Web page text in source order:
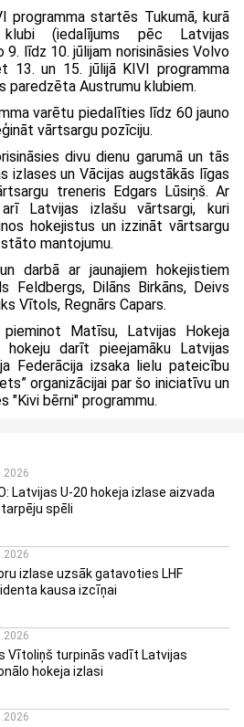
programma startēs Tukumā, kurā
(iedalījums pēc Latvijas
9. līdz 10. jūlijam norisināsies Volvo
13. un 15. jūlijā KIVI programma
paredzēta Austrumu klubiem.
varētu piedalīties līdz 60 jauno
vārtsargu pozīciju.
divu dienu garumā un tās
izlases un Vācijas augstākās līgas
treneris Edgars Lūsiņš. Ar
Latvijas izlašu vārtsargi, kuri
hokejistus un izzināt vārtsargu
mantojumu.
darbā ar jaunajiem hokejistiem
Feldbergs, Dilāns Birkāns, Deivs
Vītols, Regnārs Capars.
Matīsu, Latvijas Hokeja
hokeju darīt pieejamāku Latvijas
Federācija izsaka lielu pateicību
organizācijai par šo iniciatīvu un
"Kivi bērni" programmu.
Latvijas U-20 hokeja izlase aizvada
spēli
izlase uzsāk gatavoties LHF
kausa izcīņai
Vītoliņš turpinās vadīt Latvijas
hokeja izlasi